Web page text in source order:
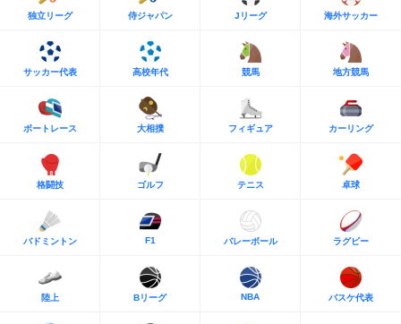
独立リーグ 侍ジャパン Jリーグ 海外サッカー
サッカー代表 高校年代 競馬 地方競馬
ボートレース 大相撲 フィギュア カーリング
格闘技 ゴルフ テニス 卓球
バドミントン F1 バレーボール ラグビー
陸上 Bリーグ NBA バスケ代表